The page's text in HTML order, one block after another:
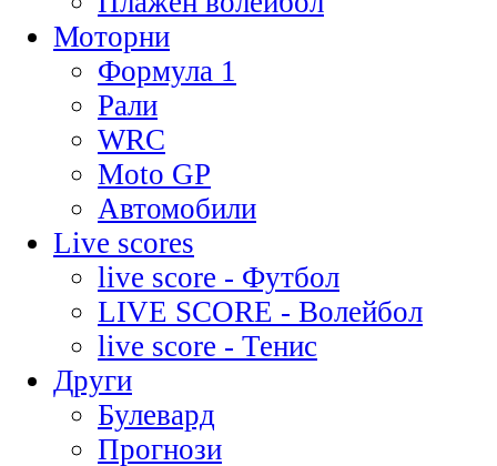
Моторни
Формула 1
Рали
WRC
Moto GP
Автомобили
Live scores
live score - Футбол
LIVE SCORE - Волейбол
live score - Тенис
Други
Булевард
Прогнози